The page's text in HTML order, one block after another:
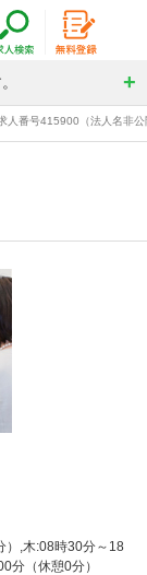
人番号415900（法人名非公
）,木:08時30分～18
分（休憩0分）